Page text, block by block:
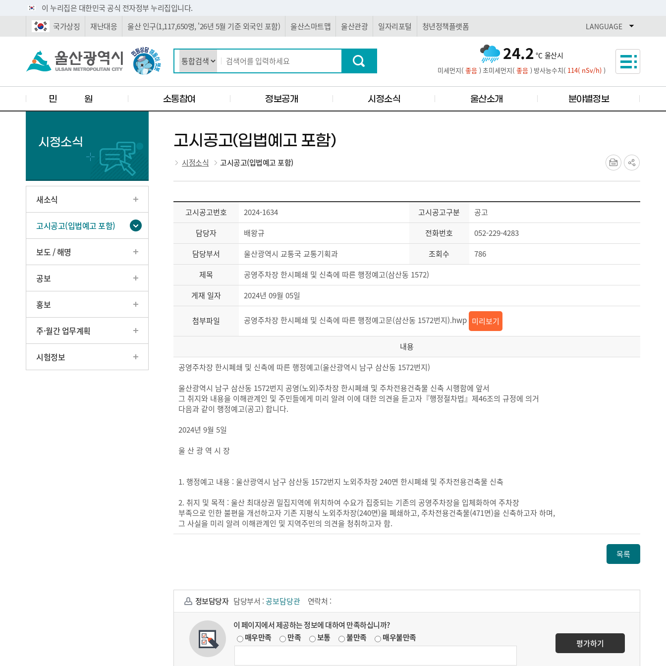
주요 메뉴로 건너뛰기
본문으로가기이 누리집은 대한민국 공식 전자정부 누리집입니다.
국가상징
재난대응 울산 인구(1,117,650명, '26년 5월 기준 외국인 포함) 울산스마트맵 울산관광 일자리포털 청년정책플랫폼 LANGUAGE열기
24.2 ℃ 울산시
미세먼지( 좋음 )초미세먼지( 좋음 ) 방사능수치( 114( nSv/h) )
민 원 소통참여 정보공개 시정소식 울산소개 분야별정보
시정소식
새소식
고시공고(입법예고 포함)
보도 / 해명
공보
홍보
주·월간 업무계획
시험정보
고시공고(입법예고 포함)
시정소식 고시공고(입법예고 포함)
고시공고번호 2024-1634 고시공고구분
공고
담당자
배왕규 전화번호
052-229-4283
담당부서
울산광역시 교통국 교통기획과 조회수
786
제목
공영주차장 한시폐쇄 및 신축에 따른 행정예고(삼산동 1572)
게재 일자
2024년 09월 05일
첨부파일 공영주차장 한시폐쇄 및 신축에 따른 행정예고문(삼산동 1572번지).hwp 미리보기
내용
공영주차장 한시폐쇄 및 신축에 따른 행정예고(울산광역시 남구 삼산동 1572번지)
울산광역시 남구 삼산동 1572번지 공영(노외)주차장 한시폐쇄 및 주차전용건축물 신축 시행함에 앞서
그 취지와 내용을 이해관계인 및 주민들에게 미리 알려 이에 대한 의견을 듣고자『행정절차법』제46조의 규정에 의거
다음과 같이 행정예고(공고) 합니다.
2024년 9월 5일
울 산 광 역 시 장
1. 행정예고 내용 : 울산광역시 남구 삼산동 1572번지 노외주차장 240면 한시폐쇄 및 주차전용건축물 신축
2. 취지 및 목적 : 울산 최대상권 밀집지역에 위치하여 수요가 집중되는 기존의 공영주차장을 입체화하여 주차장
부족으로 인한 불편을 개선하고자 기존 지평식 노외주차장(240면)을 폐쇄하고, 주차전용건축물(471면)을 신축하고자 하며,
그 사실을 미리 알려 이해관계인 및 지역주민의 의견을 청취하고자 함.
목록
정보담당자 담당부서 :공보담당관 연락처 :
이 페이지에서 제공하는 정보에 대하여 만족하십니까?
매우만족
만족 보통 불만족 매우불만족
평가하기